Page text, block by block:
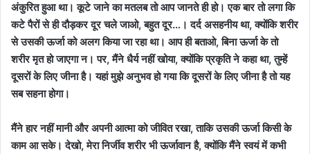
अंकुरित हुआ था। कूटे जाने का मतलब तो आप जानते ही हो। एक बार तो लगा कि
कटे पैरों से ही दौड़कर दूर चले जाओ, बहुत दूर…। दर्द असहनीय था, क्योंकि शरीर
से उसकी ऊर्जा को अलग किया जा रहा था। आप ही बताओ, बिना ऊर्जा के तो
शरीर मृत हो जाएगा न। पर, मैंने धैर्य नहीं खोया, क्योंकि प्रकृति ने कहा था, तुम्हें
दूसरों के लिए जीना है। यहां मुझे अनुभव हो गया कि दूसरों के लिए जीना है तो यह
सब सहना होगा।
मैंने हार नहीं मानी और अपनी आत्मा को जीवित रखा, ताकि उसकी ऊर्जा किसी के
काम आ सके। देखो, मेरा निर्जीव शरीर भी ऊर्जावान है, क्योंकि मैंने स्वयं में कभी